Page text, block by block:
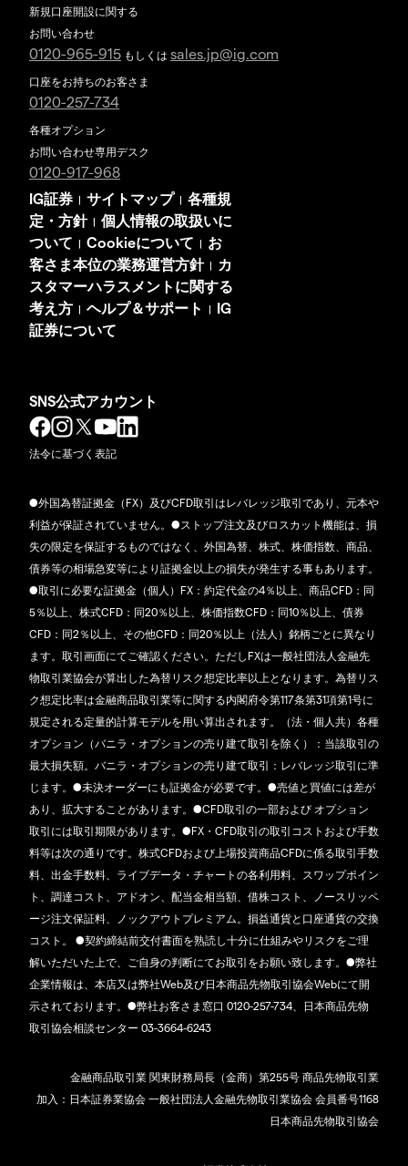
新規口座開設に関する
お問い合わせ
0120-965-915 もしくは sales.jp@ig.com
口座をお持ちのお客さま
0120-257-734
各種オプション
お問い合わせ専用デスク
0120-917-968
IG証券 | サイトマップ | 各種規
定・方針| 個人情報の取扱いに
ついて | Cookieについて | お
客さま本位の業務運営方針|
カ
スタマーハラスメントに関する
考え方 | ヘルプ＆サポート | IG
証券について
SNS公式アカウント
法令に基づく表記
●外国為替証拠金（FX）及びCFD取引はレバレッジ取引であり、元本や
利益が保証されていません。●ストップ注文及びロスカット機能は、損
失の限定を保証するものではなく、外国為替、株式、株価指数、商品、
債券等の相場急変等により証拠金以上の損失が発生する事もあります。
●取引に必要な証拠金（個人）FX：約定代金の4％以上、商品CFD：同
5％以上、株式CFD：同20％以上、株価指数CFD：同10％以上、債券
CFD：同2％以上、その他CFD：同20％以上（法人）銘柄ごとに異なり
ます。取引画面にてご確認ください。ただしFXは一般社団法人金融先
物取引業協会が算出した為替リスク想定比率以上となります。為替リス
ク想定比率は金融商品取引業等に関する内閣府令第117条第31項第1号に
規定される定量的計算モデルを用い算出されます。（法・個人共）各種
オプション（バニラ・オプションの売り建て取引を除く）：当該取引の
最大損失額。バニラ・オプションの売り建て取引：レバレッジ取引に準
じます。●未決オーダーにも証拠金が必要です。●売値と買値には差が
あり、拡大することがあります。●CFD取引の一部および オプション
取引には取引期限があります。●FX・CFD取引の取引コストおよび手数
料等は次の通りです。株式CFDおよび上場投資商品CFDに係る取引手数
料、出金手数料、ライブデータ・チャートの各利用料、スワップポイン
ト、調達コスト、アドオン、配当金相当額、借株コスト、ノースリッペ
ージ注文保証料、ノックアウトプレミアム。損益通貨と口座通貨の交換
コスト。 ●契約締結前交付書面を熟読し十分に仕組みやリスクをご理
解いただいた上で、ご自身の判断にてお取引をお願い致します。●弊社
企業情報は、本店又は弊社Web及び日本商品先物取引協会Webにて開
示されております。●弊社お客さま窓口 0120-257-734、日本商品先物
取引協会相談センター 03-3664-6243
金融商品取引業 関東財務局長（金商）第255号 商品先物取引業
加入：日本証券業協会 一般社団法人金融先物取引業協会 会員番号1168
日本商品先物取引協会